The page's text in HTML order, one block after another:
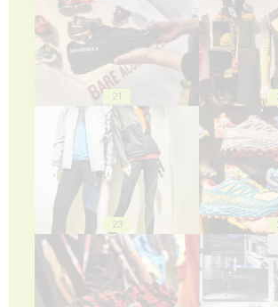
21
23